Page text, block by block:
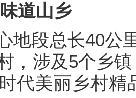
道山乡
地段总长40公
，涉及5个乡
代美丽乡村精